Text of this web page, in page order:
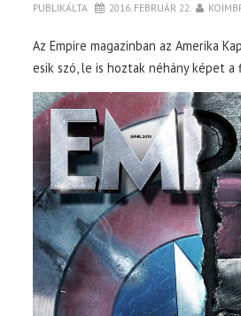
PUBLIKÁLTA 2016. FEBRUÁR 22.
Az Empire magazinban az Amerika
esik szó, le is hoztak néhány képet a